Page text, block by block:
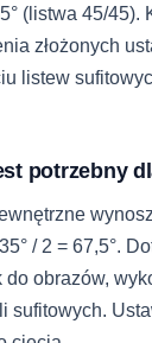
(listwa 45/45).
złożonych
listew
potrzebny
/ 2 = 67,5°.
obrazów,
sufitowych.